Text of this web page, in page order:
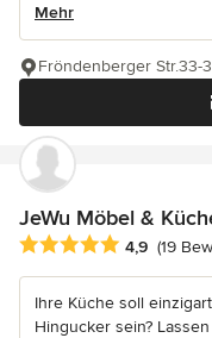
Mehr
Fröndenberger Str.33-
JeWu Möbel &
Durchschnittliche
4,9 (19
Ihre Küche soll
Hingucker sein?